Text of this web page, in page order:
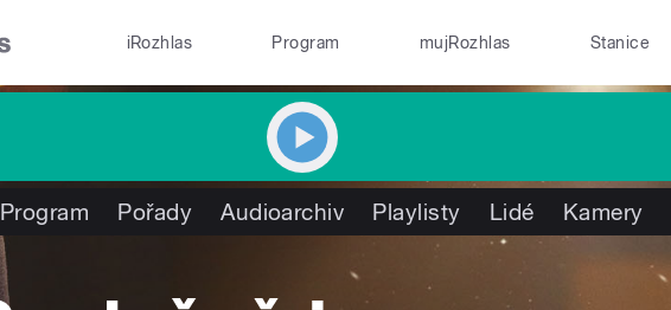
iRozhlas Program mujRozhlas Stanice
Program Pořady Audioarchiv Playlisty Lidé Kamery